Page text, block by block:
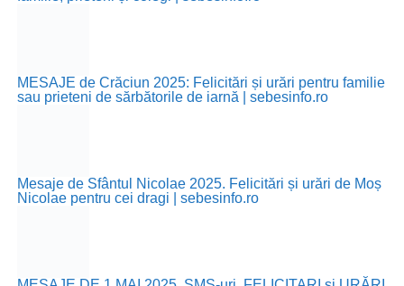
MESAJE de Crăciun 2025: Felicitări și urări pentru familie
sau prieteni de sărbătorile de iarnă | sebesinfo.ro
Mesaje de Sfântul Nicolae 2025. Felicitări și urări de Moș
Nicolae pentru cei dragi | sebesinfo.ro